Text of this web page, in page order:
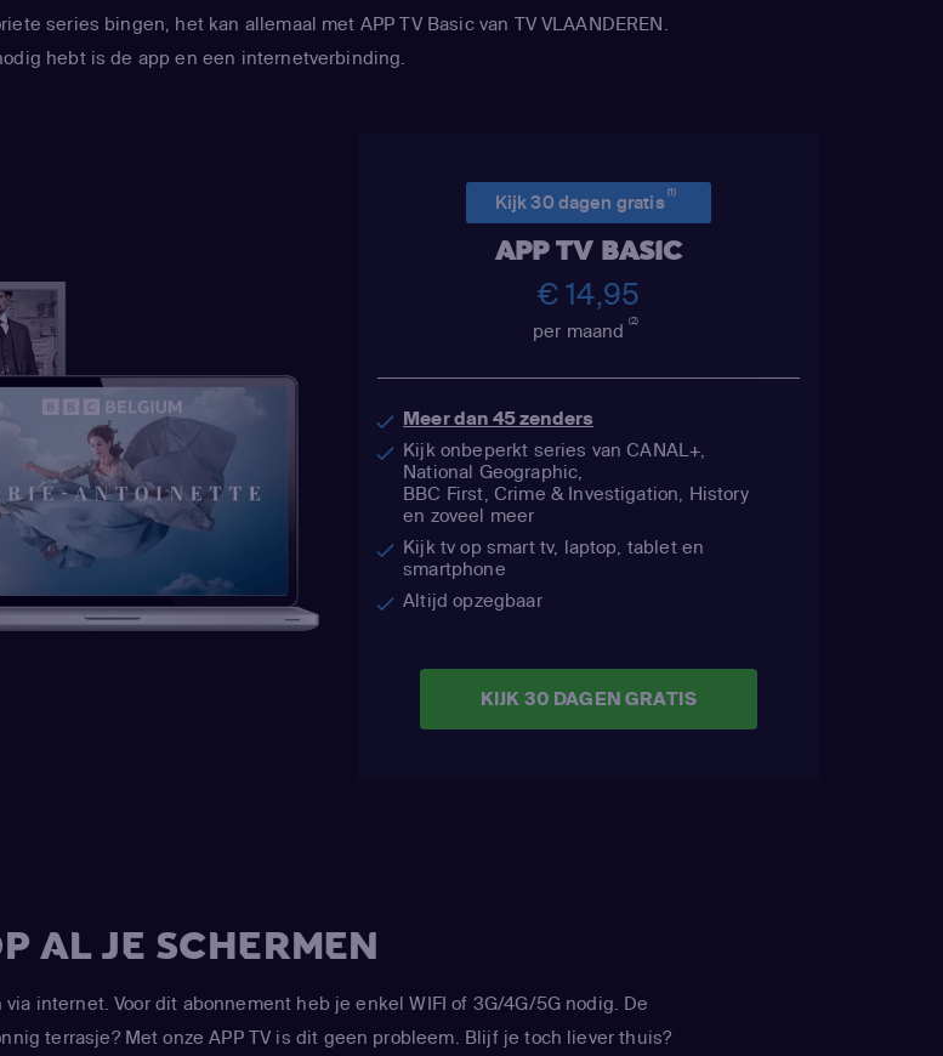
series bingen, het kan allemaal met APP TV Basic van TV VLAANDEREN.
hebt is de app en een internetverbinding.
Kijk 30 dagen gratis(1)
APP TV BASIC
€ 14,95
per maand(2)
Meer dan 45 zenders
Kijk onbeperkt series van CANAL+,
National Geographic,
BBC First, Crime & Investigation, History
en zoveel meer
Kijk tv op smart tv, laptop, tablet en
smartphone
Altijd opzegbaar
KIJK 30 DAGEN GRATIS
AL JE SCHERMEN
internet. Voor dit abonnement heb je enkel WIFI of 3G/4G/5G nodig. De
terrasje? Met onze APP TV is dit geen probleem. Blijf je toch liever thuis?